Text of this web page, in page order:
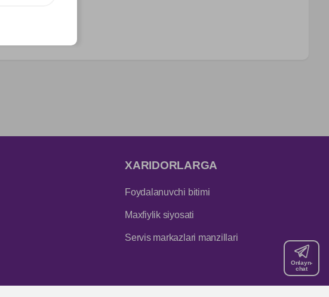
XARIDORLARGA
Foydalanuvchi bitimi
Maxfiylik siyosati
Servis markazlari manzillari
Onlayn-
chat